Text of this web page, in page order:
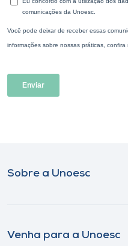
Sobre a Unoesc
Venha para a Unoesc